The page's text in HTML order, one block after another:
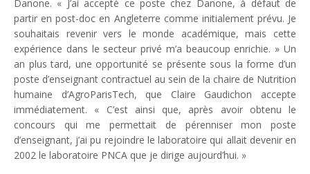
Danone. « J’ai accepté ce poste chez Danone, à défaut de
partir en post-doc en Angleterre comme initialement prévu. Je
souhaitais revenir vers le monde académique, mais cette
expérience dans le secteur privé m’a beaucoup enrichie. » Un
an plus tard, une opportunité se présente sous la forme d’un
poste d’enseignant contractuel au sein de la chaire de Nutrition
humaine d’AgroParisTech, que Claire Gaudichon accepte
immédiatement. « C’est ainsi que, après avoir obtenu le
concours qui me permettait de pérenniser mon poste
d’enseignant, j’ai pu rejoindre le laboratoire qui allait devenir en
2002 le laboratoire PNCA que je dirige aujourd’hui. »